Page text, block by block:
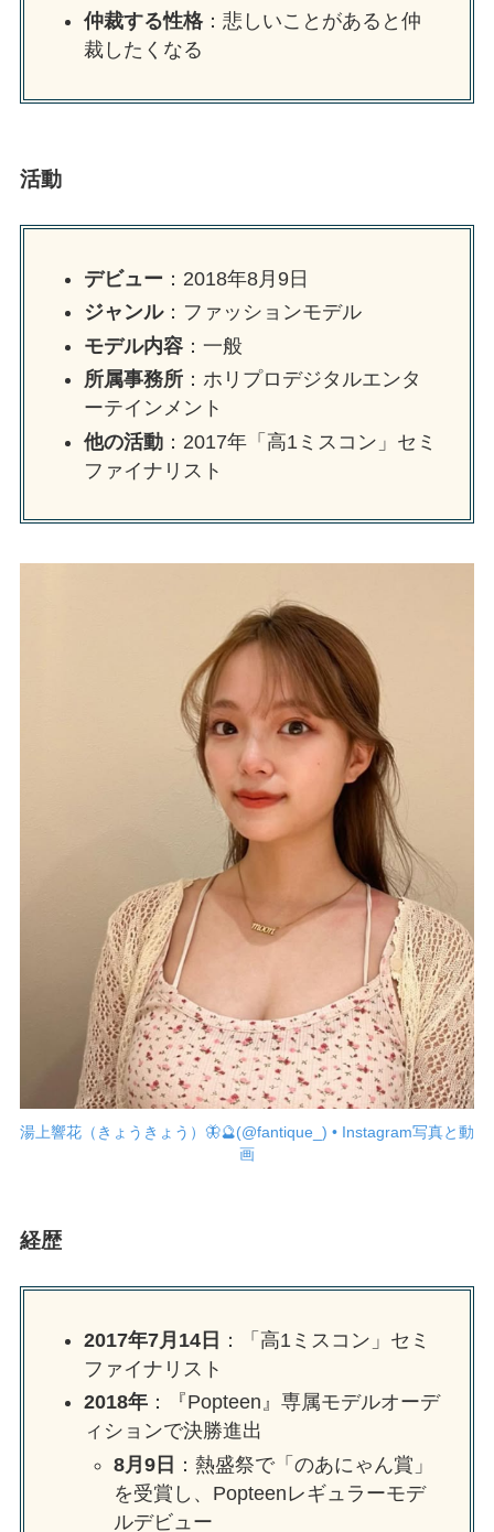
仲裁する性格：悲しいことがあると仲
裁したくなる
活動
デビュー ：2018年8月9日
ジャンル：ファッションモデル
モデル内容：一般
所属事務所：ホリプロデジタルエンタ
ーテインメント
他の活動：2017年「高1ミスコン」セミ
ファイナリスト
湯上響花（きょうきょう）🦋🔮(@fantique_) • Instagram写真と動
画
経歴
2017年7月14日 ：「高1ミスコン」セミ
ファイナリスト
2018年：『Popteen』専属モデルオーデ
ィションで決勝進出
8月9日 ：熱盛祭で「のあにゃん賞」
を受賞し、Popteenレギュラーモデ
ルデビュー